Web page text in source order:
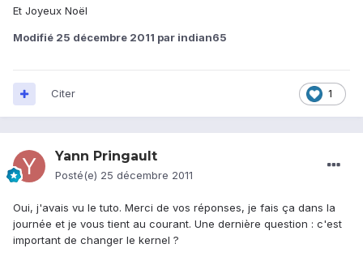
Et Joyeux Noël
Modifié 25 décembre 2011 par indian65
1
Citer
Yann Pringault
Posté(e) 25 décembre 2011
Oui, j'avais vu le tuto. Merci de vos réponses, je fais ça dans la
journée et je vous tient au courant. Une dernière question : c'est
important de changer le kernel ?